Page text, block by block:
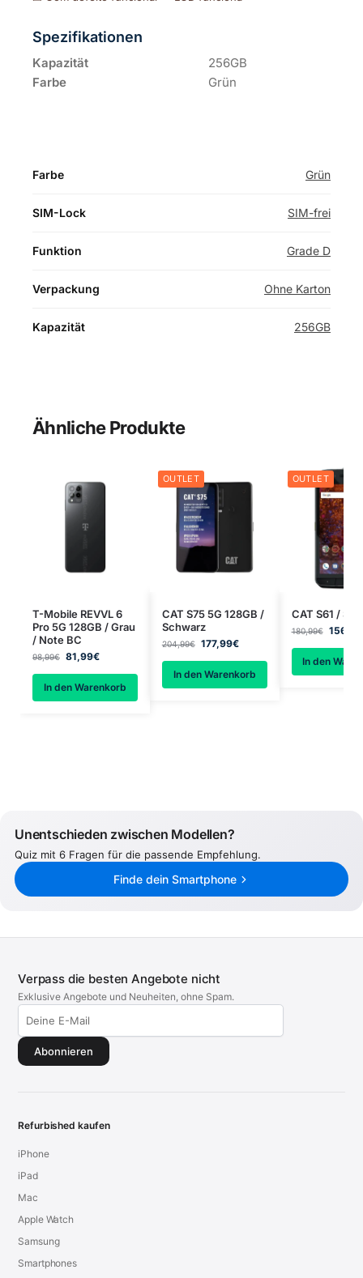
Spezifikationen
Kapazität
256GB
Farbe
Grün
Farbe Grün
SIM-Lock SIM-frei
Funktion Grade D
Verpackung Ohne Karton
Kapazität 256GB
Ähnliche Produkte
T-Mobile REVVL 6
Pro 5G 128GB / Grau
/ Note BC
98,99€ 81,99€
In den Warenkorb
OUTLET
CAT S75 5G 128GB /
Schwarz
204,99€ 177,99€
In den Warenkorb
OUTLET
CAT S61 /
180,99€ 156,99
In den
Unentschieden zwischen Modellen?
Quiz mit 6 Fragen für die passende Empfehlung.
Finde dein Smartphone
Verpass die besten Angebote nicht
Exklusive Angebote und Neuheiten, ohne Spam.
Abonnieren
Refurbished kaufen
iPhone
iPad
Mac
Apple Watch
Samsung
Smartphones